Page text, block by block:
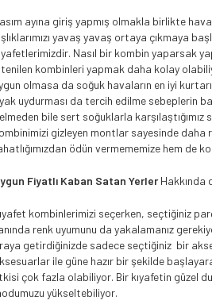
ayına giriş yapmış olmakla birlikte
yavaş yavaş ortaya çıkmaya
Nasıl bir kombin yaparsak
kombinleri yapmak daha kolay
olmasa da soğuk havaların en iyi
uydurması da tercih edilme sebeplerin
bile sert soğuklarla
gizleyen montlar sayesinde daha
ödün vermememize hem de
Fiyatlı Kaban Satan YerlerHakkında
kombinlerimizi seçerken, seçtiğiniz
renk uyumunu da yakalamanız
getirdiğinizde sadece seçtiğiniz bir
ile güne hazır bir şekilde
çok fazla olabiliyor. Bir kıyafetin güzel
yükseltebiliyor.